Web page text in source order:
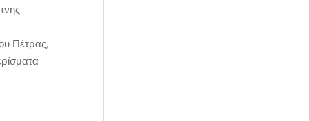
Πέτρας,